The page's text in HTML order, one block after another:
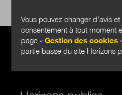
Vous pouvez changer d’avis
consentement à tout moment
page «Gestion des cookies
partie basse du site Horizons